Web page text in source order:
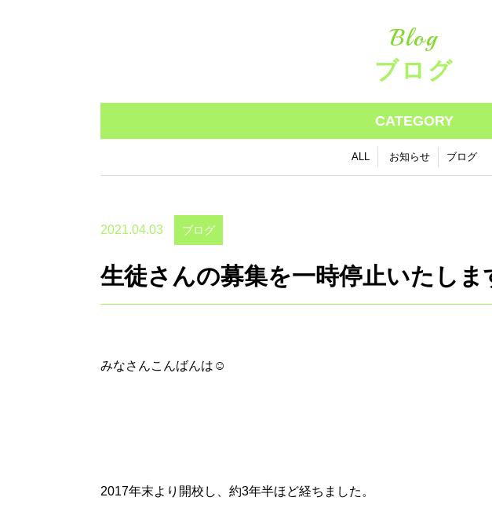
Blog
ブログ
CATEGORY
ALL お知らせ ブログ
2021.04.03 ブログ
生徒さんの募集を一時停止いたしま
みなさんこんばんは☺️
2017年末より開校し、約3年半ほど経ちました。